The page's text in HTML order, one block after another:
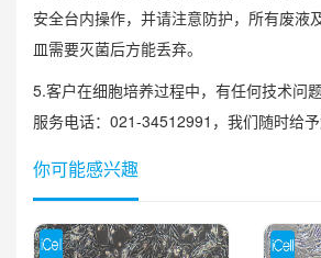
安全台内操作，并请注意防护，所有废液
皿需要灭菌后方能丢弃。
5.客户在细胞培养过程中，有任何技术问
服务电话：021-34512991，我们随时给予
你可能感兴趣